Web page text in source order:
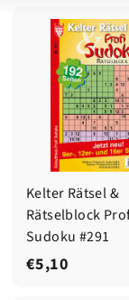
Kelter Rätsel &
Rätselblock
Sudoku #291
€5,10